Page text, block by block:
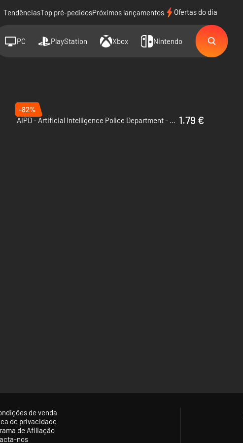
TendênciasTop pré-pedidosPróximos lançamentos Ofertas do dia
PC PlayStation Xbox Nintendo
-82%
AIPD - Artificial Intelligence Police Department - PC (Steam) 1.79 €
de venda
de privacidade
de Afiliação
nos